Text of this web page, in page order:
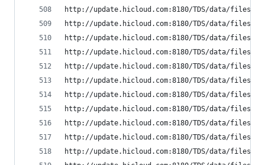
http://update.hicloud.com:8180/TDS/data/files/
http://update.hicloud.com:8180/TDS/data/files/p9/
http://update.hicloud.com:8180/TDS/data/files/p9/
http://update.hicloud.com:8180/TDS/data/files/p9/
http://update.hicloud.com:8180/TDS/data/files/p9/
http://update.hicloud.com:8180/TDS/data/files/p9/
http://update.hicloud.com:8180/TDS/data/files/
http://update.hicloud.com:8180/TDS/data/files/p9/
http://update.hicloud.com:8180/TDS/data/files/p9/
http://update.hicloud.com:8180/TDS/data/files/p9/
http://update.hicloud.com:8180/TDS/data/files/p9/